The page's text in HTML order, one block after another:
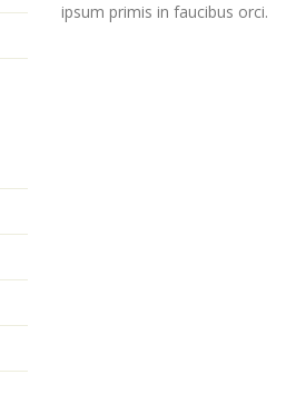
ipsum primis in faucibus orci.